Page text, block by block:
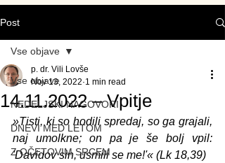
Post
Vse objave
NEDELJSKI NAGOVORI
DNEVI MED LETOM
Z OČETOVIM SRCEM
Vse objave
14.11.2022 – Vpitje
p. dr. Vili Lovše
Nov 13, 2022 1 min read
»Tisti, ki so hodili spredaj, so ga grajali,
naj umolkne; on pa je še bolj vpil:
'Davidov sin, usmili se me!'« (Lk 18,39)